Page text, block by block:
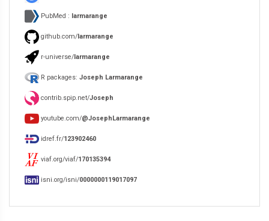
PubMed : larmarange
github.com/larmarange
r-universe/larmarange
R packages: Joseph Larmarange
contrib.spip.net/Joseph
youtube.com/@JosephLarmarange
idref.fr/123902460
viaf.org/viaf/170135394
isni.org/isni/0000000119017097